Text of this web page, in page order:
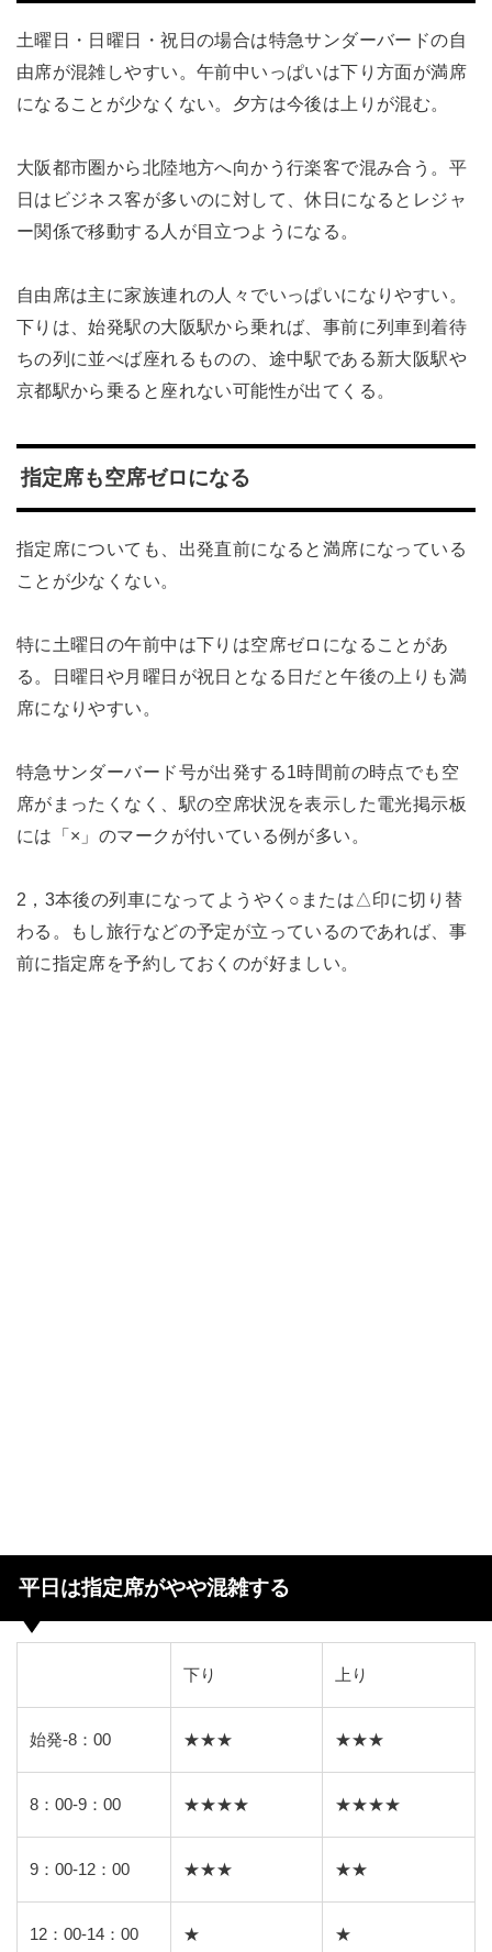
土曜日・日曜日・祝日の場合は特急サンダーバードの自
由席が混雑しやすい。午前中いっぱいは下り方面が満席
になることが少なくない。夕方は今後は上りが混む。
大阪都市圏から北陸地方へ向かう行楽客で混み合う。平
日はビジネス客が多いのに対して、休日になるとレジャ
ー関係で移動する人が目立つようになる。
自由席は主に家族連れの人々でいっぱいになりやすい。
下りは、始発駅の大阪駅から乗れば、事前に列車到着待
ちの列に並べば座れるものの、途中駅である新大阪駅や
京都駅から乗ると座れない可能性が出てくる。
指定席も空席ゼロになる
指定席についても、出発直前になると満席になっている
ことが少なくない。
特に土曜日の午前中は下りは空席ゼロになることがあ
る。日曜日や月曜日が祝日となる日だと午後の上りも満
席になりやすい。
特急サンダーバード号が出発する1時間前の時点でも空
席がまったくなく、駅の空席状況を表示した電光掲示板
には「×」のマークが付いている例が多い。
2，3本後の列車になってようやく○または△印に切り替
わる。もし旅行などの予定が立っているのであれば、事
前に指定席を予約しておくのが好ましい。
平日は指定席がやや混雑する
下り 上り
始発-8：00 ★★★ ★★★
8：00-9：00 ★★★★ ★★★★
9：00-12：00 ★★★ ★★
12：00-14：00 ★ ★